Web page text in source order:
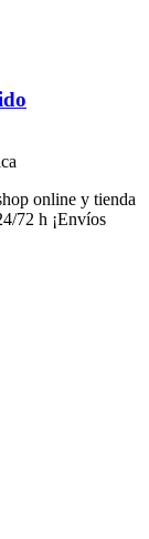
online y tienda
72 h ¡Envíos